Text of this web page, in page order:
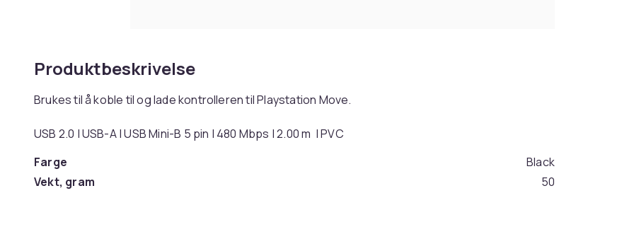
Produktbeskrivelse
Brukes til å koble til og lade kontrolleren til Playstation Move.
USB 2.0 | USB-A | USB Mini-B 5 pin | 480 Mbps | 2.00 m | PVC
Farge
Black
Vekt, gram
50